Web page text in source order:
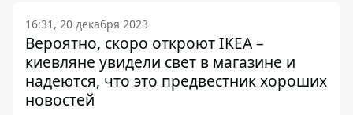
16:31, 20 декабря 2023
Вероятно, скоро откроют IKEA –
киевляне увидели свет в магазине и
надеются, что это предвестник хороших
новостей